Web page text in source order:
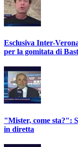
Esclusiva Inter-
per la gomitata di
"Mister, come sta?":
in diretta